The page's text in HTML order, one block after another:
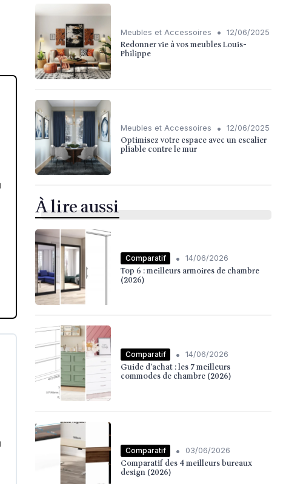
Meubles et Accessoires • 12/06/2025
Redonner vie à vos meubles Louis-
Philippe
Meubles et Accessoires • 12/06/2025
Optimisez votre espace avec un escalier
pliable contre le mur
À lire aussi
Comparatif • 14/06/2026
Top 6 : meilleurs armoires de chambre
(2026)
Comparatif • 14/06/2026
Guide d'achat : les 7 meilleurs
commodes de chambre (2026)
Comparatif • 03/06/2026
Comparatif des 4 meilleurs bureaux
design (2026)